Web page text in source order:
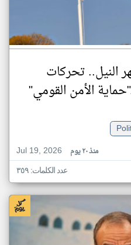
النيل.. تحركات
الأمن القومي"
Jul 19, 2026
منذ ٢٠ يوم
عدد الكلمات: ٣٥٩